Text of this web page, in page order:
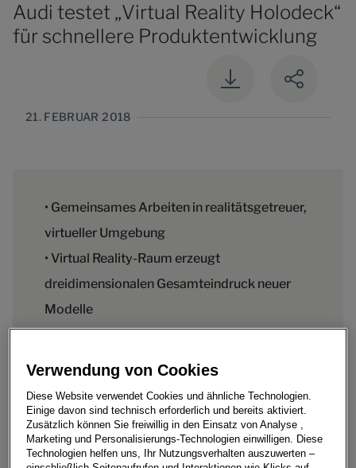
Audi testet „Virtual Reality Holodeck“
für schnellere Produktentwicklung
21. FEBRUAR 2018
• Gemeinsames Arbeiten in realitätsgetreuer,
virtueller Umgebung
• Virtual Reality-Raum erzeugt
dreidimensionalen Gesamteindruck neuer
Modelle
Audi testet derzeit das sogenannte Virtual Reality
Holodeck zur Design Beurteilung von neuen Modellen.
Diese Technologie erzeugt eine begehbare, virtuelle
Umgebung mit einem dreidimensionalen Abbild des
Verwendung von Cookies
Diese Website verwendet Cookies und ähnliche Technologien.
Einige davon sind technisch erforderlich und bereits aktiviert.
Zusätzlich können Sie freiwillig in den Einsatz von Analyse ,
Marketing und Personalisierungs-Technologien einwilligen. Diese
Technologien helfen uns, Ihr Nutzungsverhalten auszuwerten –